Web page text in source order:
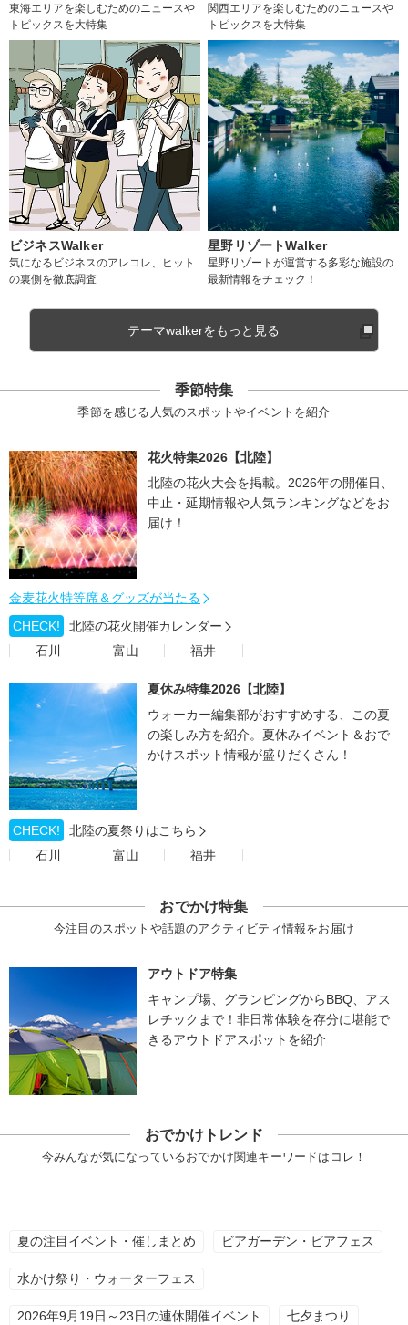
東海エリアを楽しむためのニュースや
トピックスを大特集
関西エリアを楽しむためのニュースや
トピックスを大特集
ビジネスWalker
気になるビジネスのアレコレ、ヒット
の裏側を徹底調査
星野リゾートWalker
星野リゾートが運営する多彩な施設の
最新情報をチェック！
テーマwalkerをもっと見る
季節特集
季節を感じる人気のスポットやイベントを紹介
花火特集2026【北陸】
北陸の花火大会を掲載。2026年の開催日、
中止・延期情報や人気ランキングなどをお
届け！
金麦花火特等席＆グッズが当たる
CHECK!
北陸の花火開催カレンダー
石川
富山 福井
夏休み特集2026【北陸】
ウォーカー編集部がおすすめする、この夏
の楽しみ方を紹介。夏休みイベント＆おで
かけスポット情報が盛りだくさん！
CHECK!
北陸の夏祭りはこちら
石川
富山 福井
おでかけ特集
今注目のスポットや話題のアクティビティ情報をお届け
アウトドア特集
キャンプ場、グランピングからBBQ、アス
レチックまで！非日常体験を存分に堪能で
きるアウトドアスポットを紹介
おでかけトレンド
今みんなが気になっているおでかけ関連キーワードはコレ！
夏の注目イベント・催しまとめ ビアガーデン・ビアフェス
水かけ祭り・ウォーターフェス
2026年9月19日～23日の連休開催イベント 七夕まつり